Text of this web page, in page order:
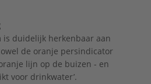
is duidelijk herkenbaar aan
de oranje persindicator
lijn op de buizen - en
voor drinkwater’.